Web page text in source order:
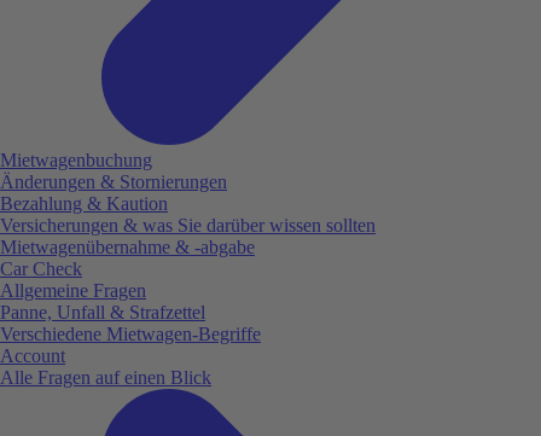
Mietwagenbuchung
Änderungen & Stornierungen
Bezahlung & Kaution
Versicherungen & was Sie darüber wissen sollten
Mietwagenübernahme & -abgabe
Car Check
Allgemeine Fragen
Panne, Unfall & Strafzettel
Verschiedene Mietwagen-Begriffe
Account
Alle Fragen auf einen Blick